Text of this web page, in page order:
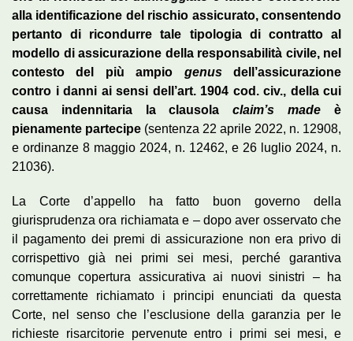
alla identificazione del rischio assicurato, consentendo
pertanto di ricondurre tale tipologia di contratto al
modello di assicurazione della responsabilità civile, nel
contesto del più ampio genusdell’assicurazione
contro i danni ai sensi dell’art. 1904 cod. civ., della cui
causa indennitaria la clausolaclaim’s madeè
pienamente partecipe (sentenza 22 aprile 2022, n. 12908,
e ordinanze 8 maggio 2024, n. 12462, e 26 luglio 2024, n.
21036).
La Corte d’appello ha fatto buon governo della
giurisprudenza ora richiamata e – dopo aver osservato che
il pagamento dei premi di assicurazione non era privo di
corrispettivo già nei primi sei mesi, perché garantiva
comunque copertura assicurativa ai nuovi sinistri – ha
correttamente richiamato i principi enunciati da questa
Corte, nel senso che l’esclusione della garanzia per le
richieste risarcitorie pervenute entro i primi sei mesi, e